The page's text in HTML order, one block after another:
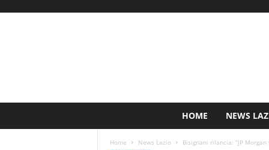
HOME NEWS
Home News Lazio Bisignani rilancia: “JP